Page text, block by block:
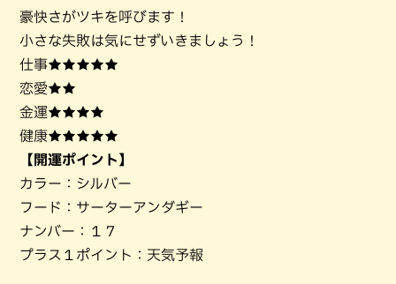
豪快さがツキを呼びます！
小さな失敗は気にせずいきましょう！
仕事★★★★★
恋愛★★
金運★★★★
健康★★★★★
【開運ポイント】
カラー：シルバー
フード：サーターアンダギー
ナンバー：１７
プラス１ポイント：天気予報